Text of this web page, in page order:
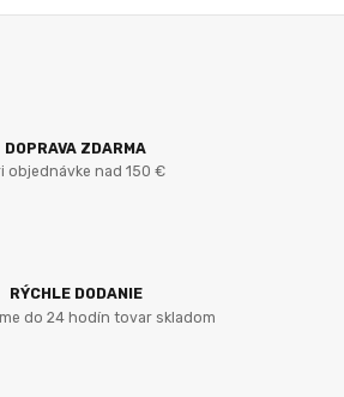
DOPRAVA ZDARMA
objednávke nad 150 €
RÝCHLE DODANIE
do 24 hodín tovar skladom